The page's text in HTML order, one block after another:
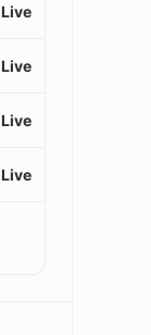
Live
Live
Live
Live